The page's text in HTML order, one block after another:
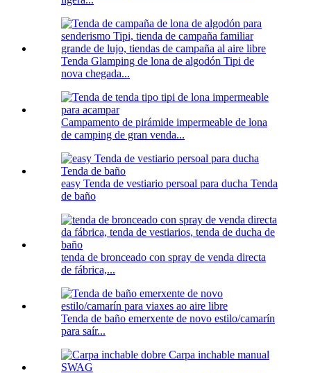
Tenda Glamping de lona de algodón Tipi de
nova chegada...
Campamento de pirámide impermeable de lona
de camping de gran venda...
easy Tenda de vestiario persoal para ducha Tenda
de baño
tenda de bronceado con spray de venda directa
de fábrica,...
Tenda de baño emerxente de novo estilo/camarín
para saír...